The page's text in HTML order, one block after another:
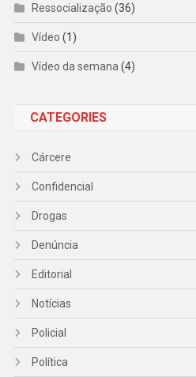
Ressocialização (36)
Vídeo (1)
Vídeo da semana (4)
CATEGORIES
Cárcere
Confidencial
Drogas
Denúncia
Editorial
Notícias
Policial
Política